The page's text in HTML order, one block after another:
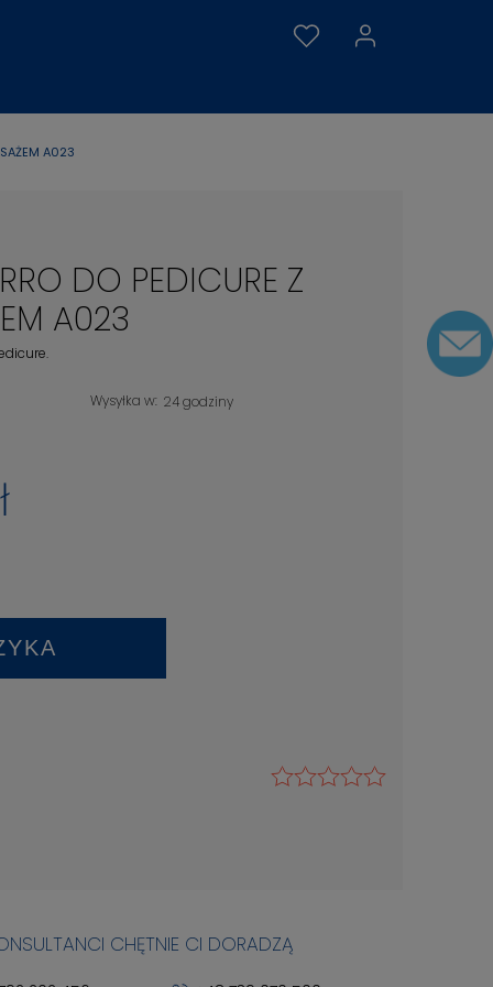
A023
DO PEDICURE Z
A023
Wysyłka w: 24 godziny
CHĘTNIE CI DORADZĄ